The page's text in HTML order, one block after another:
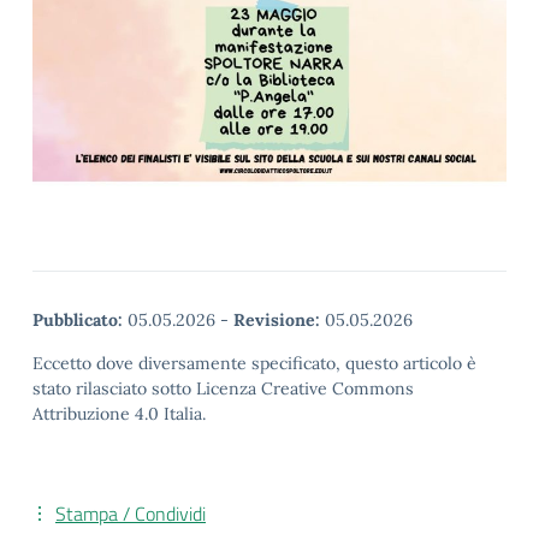
Pubblicato: 05.05.2026 - Revisione: 05.05.2026
Eccetto dove diversamente specificato, questo articolo è
stato rilasciato sotto Licenza Creative Commons
Attribuzione 4.0 Italia.
Stampa / Condividi